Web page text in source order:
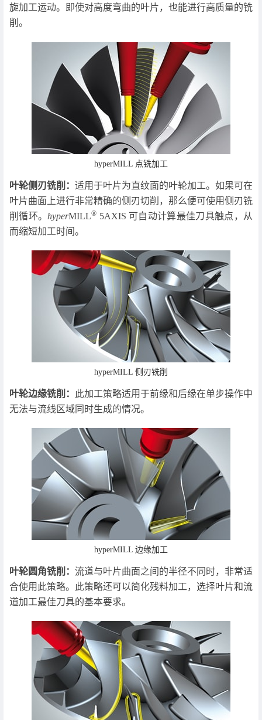
旋加工运动。即使对高度弯曲的叶片，也能进行高质量的铣
削。
hyperMILL 点铣加工
叶轮侧刃铣削： 适用于叶片为直纹面的叶轮加工。如果可在
叶片曲面上进行非常精确的侧刃切削，那么便可使用侧刃铣
削循环。hyperMILL® 5AXIS 可自动计算最佳刀具触点，从
而缩短加工时间。
hyperMILL 侧刃铣削
叶轮边缘铣削：
此加工策略适用于前缘和后缘在单步操作中
无法与流线区域同时生成的情况。
hyperMILL 边缘加工
叶轮圆角铣削： 流道与叶片曲面之间的半径不同时，非常适
合使用此策略。此策略还可以简化残料加工，选择叶片和流
道加工最佳刀具的基本要求。